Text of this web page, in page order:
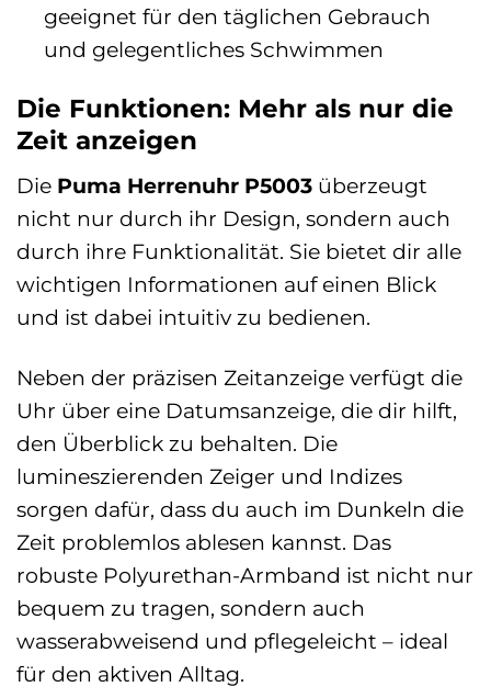
geeignet für den täglichen Gebrauch
und gelegentliches Schwimmen
Die Funktionen: Mehr als nur die
Zeit anzeigen
Die Puma Herrenuhr P5003 überzeugt
nicht nur durch ihr Design, sondern auch
durch ihre Funktionalität. Sie bietet dir alle
wichtigen Informationen auf einen Blick
und ist dabei intuitiv zu bedienen.
Neben der präzisen Zeitanzeige verfügt die
Uhr über eine Datumsanzeige, die dir hilft,
den Überblick zu behalten. Die
lumineszierenden Zeiger und Indizes
sorgen dafür, dass du auch im Dunkeln die
Zeit problemlos ablesen kannst. Das
robuste Polyurethan-Armband ist nicht nur
bequem zu tragen, sondern auch
wasserabweisend und pflegeleicht – ideal
für den aktiven Alltag.